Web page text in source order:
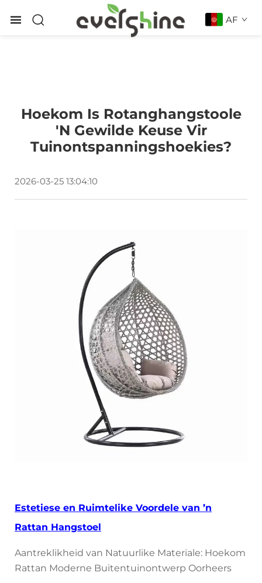
AF
Hoekom Is Rotanghangstoole
'n Gewilde Keuse Vir
Tuinontspanningshoekies?
2026-03-25 13:04:10
Estetiese en Ruimtelike Voordele van ’n
Rattan Hangstoel
Aantreklikheid van Natuurlike Materiale: Hoekom
Rattan Moderne Buitentuinontwerp Oorheers